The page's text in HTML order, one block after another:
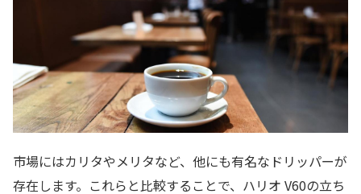
市場にはカリタやメリタなど、他にも有名なドリッパーが
存在します。これらと比較することで、ハリオ V60の立ち